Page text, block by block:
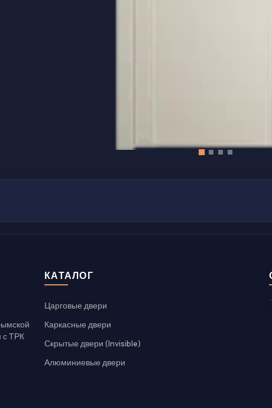
с ТРК
КАТАЛОГ
Царговые двери
Каркасные двери
Скрытые двери (Invisible)
Алюминиевые двери